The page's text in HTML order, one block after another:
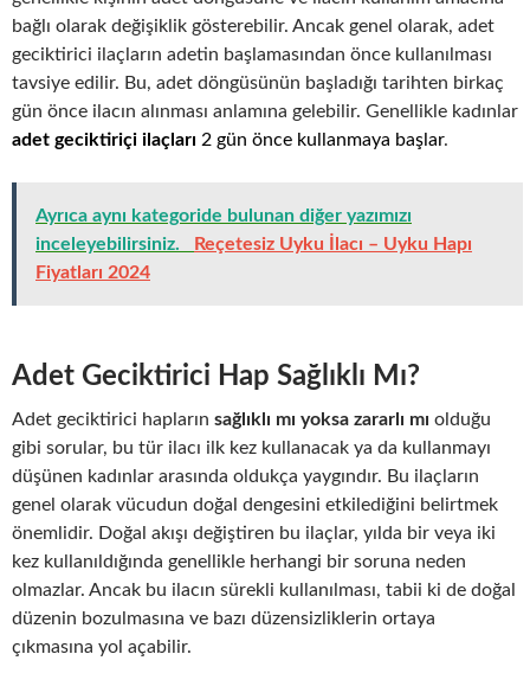
bağlı olarak değişiklik gösterebilir. Ancak genel olarak, adet
geciktirici ilaçların adetin başlamasından önce kullanılması
tavsiye edilir. Bu, adet döngüsünün başladığı tarihten birkaç
gün önce ilacın alınması anlamına gelebilir. Genellikle kadınlar
adet geciktiriçi ilaçları 2 gün önce kullanmaya başlar.
Ayrıca aynı kategoride bulunan diğer yazımızı
inceleyebilirsiniz.
Reçetesiz Uyku İlacı – Uyku Hapı
Fiyatları 2024
Adet Geciktirici Hap Sağlıklı Mı?
Adet geciktirici hapların sağlıklı mı yoksa zararlı mı olduğu
gibi sorular, bu tür ilacı ilk kez kullanacak ya da kullanmayı
düşünen kadınlar arasında oldukça yaygındır. Bu ilaçların
genel olarak vücudun doğal dengesini etkilediğini belirtmek
önemlidir. Doğal akışı değiştiren bu ilaçlar, yılda bir veya iki
kez kullanıldığında genellikle herhangi bir soruna neden
olmazlar. Ancak bu ilacın sürekli kullanılması, tabii ki de doğal
düzenin bozulmasına ve bazı düzensizliklerin ortaya
çıkmasına yol açabilir.